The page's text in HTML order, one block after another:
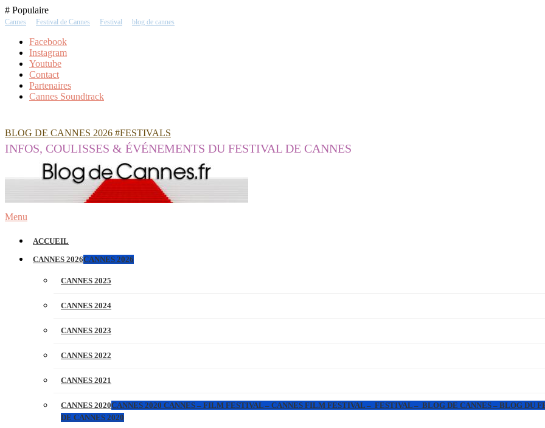
Skip
To
# Populaire
Cannes Festival de Cannes Festival blog de cannes
Facebook
Instagram
Youtube
Contact
Partenaires
Cannes Soundtrack
BLOG DE CANNES 2026 #FESTIVALS
INFOS, COULISSES & ÉVÉNEMENTS DU FESTIVAL DE CANNES
Menu
ACCUEIL
CANNES 2026CANNES 2026
CANNES 2025
CANNES 2024
CANNES 2023
CANNES 2022
CANNES 2021
CANNES 2020CANNES 2020 CANNES – FILM FESTIVAL – CANNES FILM FESTIVAL – FESTIVAL – BLOG DE CANNES – BLOG DU
DE CANNES 2020